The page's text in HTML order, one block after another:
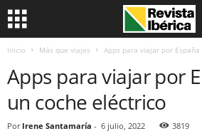
Inicio Más que viajes Apps para viajar por
Apps para viajar por
un coche eléctrico
Por Irene Santamaría - 6 julio, 2022 3819